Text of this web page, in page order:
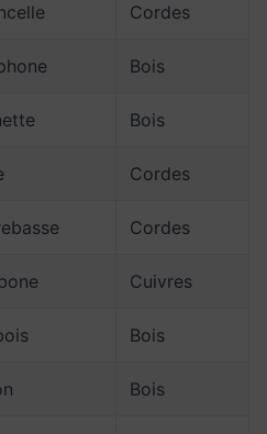
Cordes
Bois
Bois
Cordes
Cordes
Cuivres
Bois
Bois